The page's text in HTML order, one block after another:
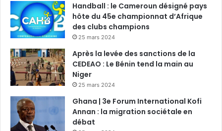
Handball : le Cameroun désigné pays
hôte du 45e championnat d’Afrique
des clubs champions
25 mars 2024
Après la levée des sanctions de la
CEDEAO : Le Bénin tend la main au
Niger
25 mars 2024
Ghana | 3e Forum International Kofi
Annan : la migration sociétale en
débat